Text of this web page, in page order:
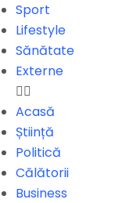
Sport
Lifestyle
Sănătate
Externe
Acasă
Știință
Politică
Călătorii
Business